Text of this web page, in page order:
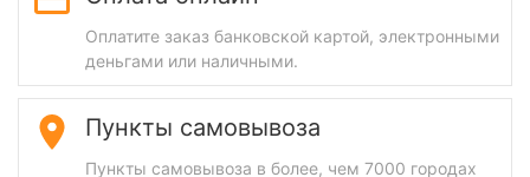
Оплатите заказ банковской картой, электронными
деньгами или наличными.
Пункты самовывоза
Пункты самовывоза в более, чем 7000 городах